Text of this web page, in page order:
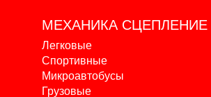
МЕХАНИКА СЦЕПЛЕНИЕ
Легковые
Спортивные
Микроавтобусы
Грузовые